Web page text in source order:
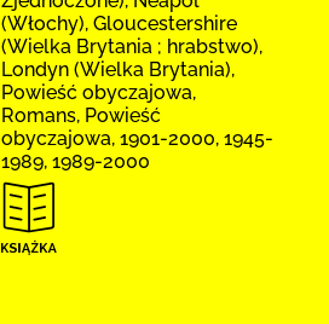
(Włochy), Gloucestershire
(Wielka Brytania ; hrabstwo),
Londyn (Wielka Brytania),
Powieść obyczajowa,
Romans, Powieść
obyczajowa, 1901-2000, 1945-
1989, 1989-2000